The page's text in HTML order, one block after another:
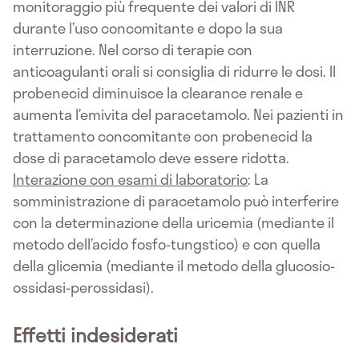
monitoraggio più frequente dei valori di INR
durante l’uso concomitante e dopo la sua
interruzione. Nel corso di terapie con
anticoagulanti orali si consiglia di ridurre le dosi. Il
probenecid diminuisce la clearance renale e
aumenta l’emivita del paracetamolo. Nei pazienti in
trattamento concomitante con probenecid la
dose di paracetamolo deve essere ridotta.
Interazione con esami di laboratorio: La
somministrazione di paracetamolo può interferire
con la determinazione della uricemia (mediante il
metodo dell’acido fosfo-tungstico) e con quella
della glicemia (mediante il metodo della glucosio-
ossidasi-perossidasi).
Effetti indesiderati